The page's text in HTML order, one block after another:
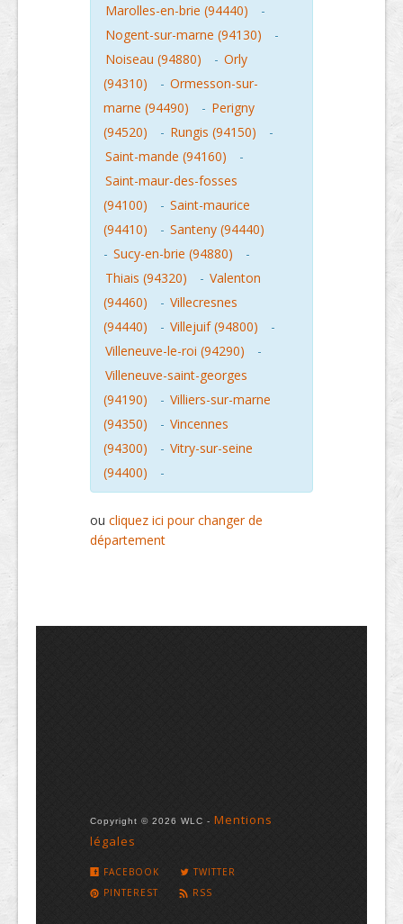
Marolles-en-brie (94440)
-
Nogent-sur-marne (94130)
-
Noiseau (94880)
- Orly
(94310)
- Ormesson-sur-
marne (94490)
- Perigny
(94520)
- Rungis (94150)
-
Saint-mande (94160)
-
Saint-maur-des-fosses
(94100)
- Saint-maurice
(94410)
- Santeny (94440)
- Sucy-en-brie (94880)
-
Thiais (94320)
- Valenton
(94460)
- Villecresnes
(94440)
- Villejuif (94800)
-
Villeneuve-le-roi (94290)
-
Villeneuve-saint-georges
(94190)
- Villiers-sur-marne
(94350)
- Vincennes
(94300)
- Vitry-sur-seine
(94400)
-
ou cliquez ici pour changer de
département
Copyright © 2026 WLC - Mentions
légales
FACEBOOK
TWITTER
PINTEREST
RSS